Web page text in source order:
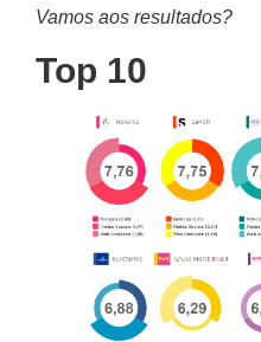
Vamos aos resultados?
Top 10